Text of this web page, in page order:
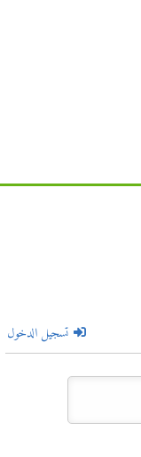
تسجيل الدخول